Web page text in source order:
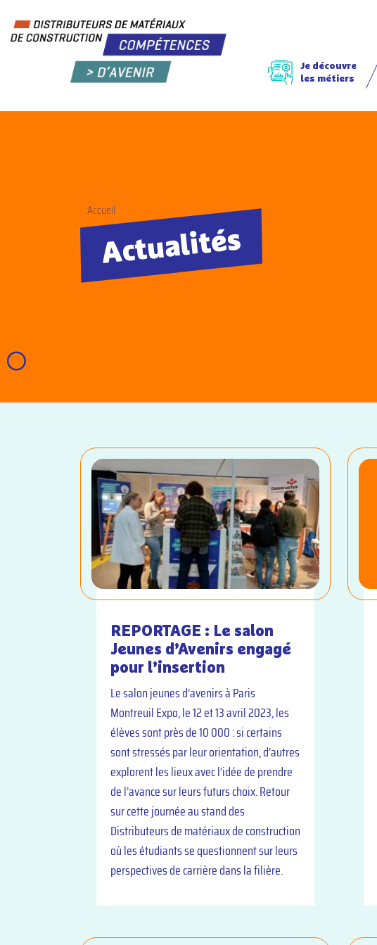
Je découvre
les métiers
Accueil
Actualités
REPORTAGE : Le salon
Jeunes d’Avenirs engagé
pour l’insertion
Le salon jeunes d’avenirs à Paris
Montreuil Expo, le 12 et 13 avril 2023, les
élèves sont près de 10 000 : si certains
sont stressés par leur orientation, d’autres
explorent les lieux avec l’idée de prendre
de l’avance sur leurs futurs choix. Retour
sur cette journée au stand des
Distributeurs de matériaux de construction
où les étudiants se questionnent sur leurs
perspectives de carrière dans la filière.